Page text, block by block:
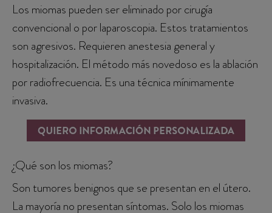
Los miomas pueden ser eliminado por cirugía
convencional o por laparoscopia. Estos tratamientos
son agresivos. Requieren anestesia general y
hospitalización. El método más novedoso es la ablación
por radiofrecuencia. Es una técnica mínimamente
invasiva.
¿Qué son los miomas?
Son tumores benignos que se presentan en el útero.
La mayoría no presentan síntomas. Solo los miomas